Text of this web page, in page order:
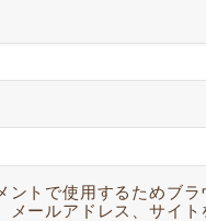
ントで使用するためブラ
メールアドレス、サイト